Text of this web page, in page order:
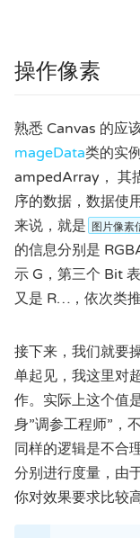
操作像素
熟悉 Canvas 的应
mageData类的实
ampedArray， 其
序的数据，数据使
来说，就是
图片像素
的信息分别是
示 G，第三个 Bit
又是 R…，依次类推
接下来，我们就要
单起见，我这里对
作。实际上这个值
身”调参工程师”，
同样的逻辑是不合
分别进行度量，由
你对效果要求比较